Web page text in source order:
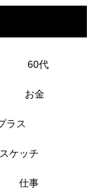
60代
お金
ラス
スケッチ
仕事